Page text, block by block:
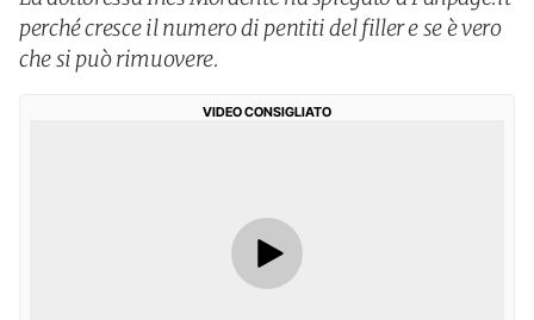
perché cresce il numero di pentiti del filler e se è vero
che si può rimuovere.
VIDEO CONSIGLIATO